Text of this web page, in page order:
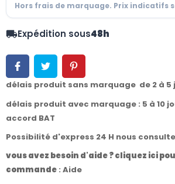
Hors frais de marquage. Prix indicatifs
local_shippingExpédition sous48h
délais produit sans marquage de 2 à 5
délais produit avec marquage : 5 à 10
accord BAT
Possibilité d'express 24 H nous
vous avez besoin d'aide ? cliquez ici
commande : Aide